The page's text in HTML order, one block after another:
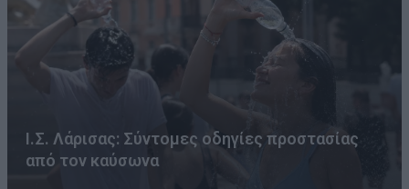
Ι.Σ. Λάρισας: Σύντομες οδηγίες προστασίας
από τον καύσωνα